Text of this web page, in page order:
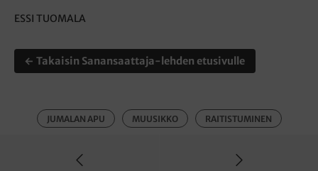
ESSI TUOMALA
← Takaisin Sanansaattaja-lehden etusivulle
JUMALAN APU MUUSIKKO RAITISTUMINEN